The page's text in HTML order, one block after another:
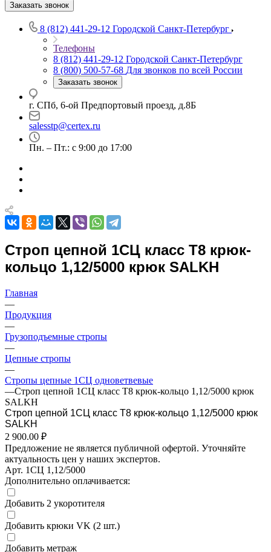
Заказать звонок
8 (812) 441-29-12 Городской Санкт-Петербург
Телефоны
8 (812) 441-29-12 Городской Санкт-Петербург
8 (800) 500-57-68 Для звонков по всей России
Заказать звонок
г. СПб, 6-ой Предпортовый проезд, д.8Б
salesstp@certex.ru
Пн. – Пт.: с 9:00 до 17:00
Строп цепной 1СЦ класс Т8 крюк-
кольцо 1,12/5000 крюк SALKH
Главная
—
Продукция
—
Грузоподъемные стропы
—
Цепные стропы
—
Стропы цепные 1СЦ одноветвевые
—Строп цепной 1СЦ класс Т8 крюк-кольцо 1,12/5000 крюк
SALKH
Строп цепной 1СЦ класс Т8 крюк-кольцо 1,12/5000 крюк
SALKH
2 900.00 ₽
Предложение не является публичной офертой. Уточняйте
актуальность цен у наших экспертов.
Арт. 1СЦ 1,12/5000
Дополнительно оплачивается:
Добавить 2 укоротителя
Добавить крюки VK (2 шт.)
Добавить метраж